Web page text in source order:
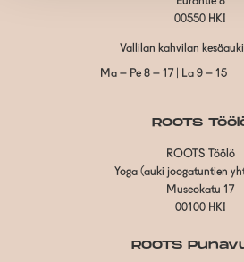
00550 HKI
Vallilan kahvilan
Ma – Pe 8 – 17 | La 9 – 15
ROOTS
ROOTS Töölö
Yoga (auki joogatuntien
Museokatu 17
00100 HKI
ROOTS